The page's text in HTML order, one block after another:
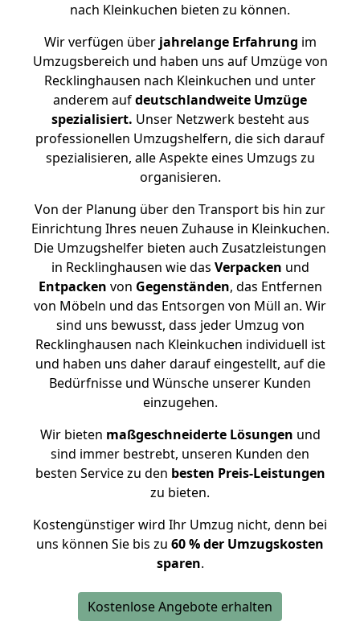
nach Kleinkuchen bieten zu können.
Wir verfügen überjahrelange Erfahrung im
Umzugsbereich und haben uns auf Umzüge von
Recklinghausen nach Kleinkuchen und unter
anderem aufdeutschlandweite Umzüge
spezialisiert. Unser Netzwerk besteht aus
professionellen Umzugshelfern, die sich darauf
spezialisieren, alle Aspekte eines Umzugs zu
organisieren.
Von der Planung über den Transport bis hin zur
Einrichtung Ihres neuen Zuhause in Kleinkuchen.
Die Umzugshelfer bieten auch Zusatzleistungen
in Recklinghausen wie das Verpacken und
Entpacken von Gegenständen, das Entfernen
von Möbeln und das Entsorgen von Müll an. Wir
sind uns bewusst, dass jeder Umzug von
Recklinghausen nach Kleinkuchen individuell ist
und haben uns daher darauf eingestellt, auf die
Bedürfnisse und Wünsche unserer Kunden
einzugehen.
Wir bieten maßgeschneiderte Lösungen und
sind immer bestrebt, unseren Kunden den
besten Service zu den besten Preis-Leistungen
zu bieten.
Kostengünstiger wird Ihr Umzug nicht, denn bei
uns können Sie bis zu 60 % der Umzugskosten
sparen.
Kostenlose Angebote erhalten